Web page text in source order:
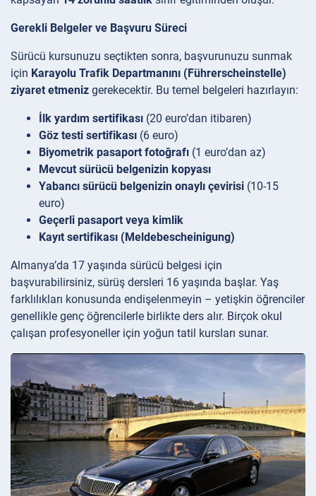
Gerekli Belgeler ve Başvuru Süreci
Sürücü kursunuzu seçtikten sonra, başvurunuzu sunmak
için Karayolu Trafik Departmanını (Führerscheinstelle)
ziyaret etmeniz gerekecektir. Bu temel belgeleri hazırlayın:
İlk yardım sertifikası (20 euro’dan itibaren)
Göz testi sertifikası (6 euro)
Biyometrik pasaport fotoğrafı (1 euro’dan az)
Mevcut sürücü belgenizin kopyası
Yabancı sürücü belgenizin onaylı çevirisi (10-15
euro)
Geçerli pasaport veya kimlik
Kayıt sertifikası (Meldebescheinigung)
Almanya’da 17 yaşında sürücü belgesi için
başvurabilirsiniz, sürüş dersleri 16 yaşında başlar. Yaş
farklılıkları konusunda endişelenmeyin – yetişkin öğrenciler
genellikle genç öğrencilerle birlikte ders alır. Birçok okul
çalışan profesyoneller için yoğun tatil kursları sunar.